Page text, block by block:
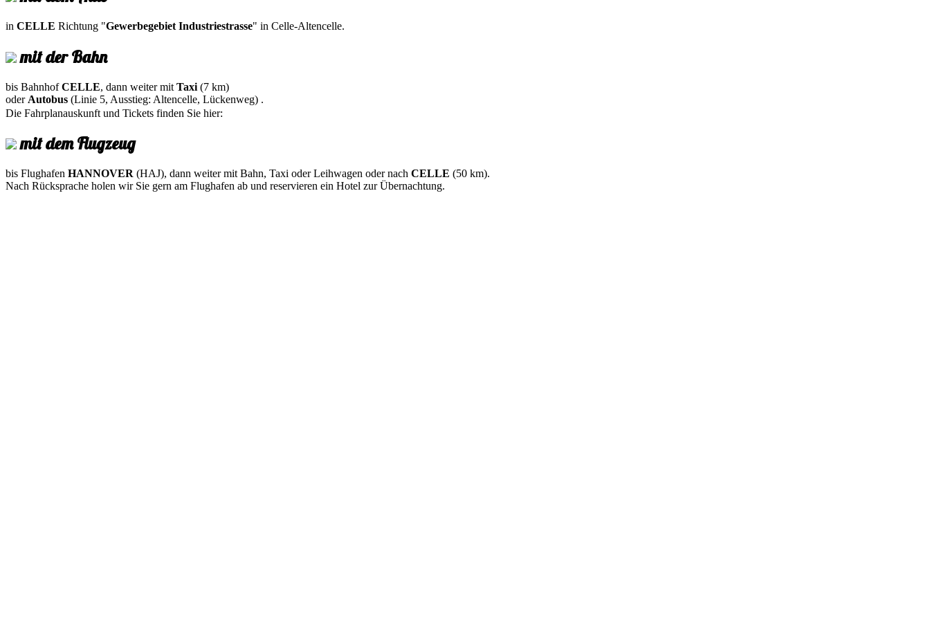
in CELLE Richtung "Gewerbegebiet Industriestrasse" in Celle-Altencelle.
mit der Bahn
bis BahnhofCELLE, dann weiter mit Taxi (7 km)
oder Autobus (Linie 5, Ausstieg: Altencelle, Lückenweg) .
Die Fahrplanauskunft und Tickets finden Sie hier:
mit dem Flugzeug
bis Flughafen HANNOVER (HAJ), dann weiter mit Bahn, Taxi oder Leihwagen oder nach CELLE (50 km).
Nach Rücksprache holen wir Sie gern am Flughafen ab und reservieren ein Hotel zur Übernachtung.